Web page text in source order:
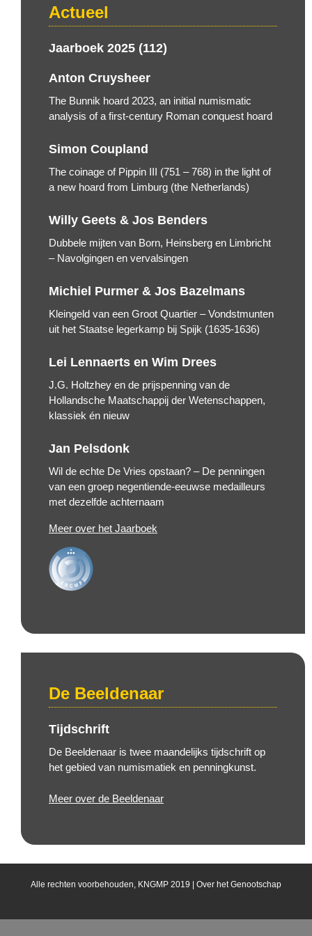
Actueel
Jaarboek 2025 (112)
Anton Cruysheer
The Bunnik hoard 2023, an initial numismatic
analysis of a first-century Roman conquest hoard
Simon Coupland
The coinage of Pippin III (751 – 768) in the light of
a new hoard from Limburg (the Netherlands)
Willy Geets & Jos Benders
Dubbele mijten van Born, Heinsberg en Limbricht
– Navolgingen en vervalsingen
Michiel Purmer & Jos Bazelmans
Kleingeld van een Groot Quartier – Vondstmunten
uit het Staatse legerkamp bij Spijk (1635-1636)
Lei Lennaerts en Wim Drees
J.G. Holtzhey en de prijspenning van de
Hollandsche Maatschappij der Wetenschappen,
klassiek én nieuw
Jan Pelsdonk
Wil de echte De Vries opstaan? – De penningen
van een groep negentiende-eeuwse medailleurs
met dezelfde achternaam
Meer over het Jaarboek
De Beeldenaar
Tijdschrift
De Beeldenaar is twee maandelijks tijdschrift op
het gebied van numismatiek en penningkunst.
Meer over de Beeldenaar
Alle rechten voorbehouden, KNGMP 2019 | Over het Genootschap